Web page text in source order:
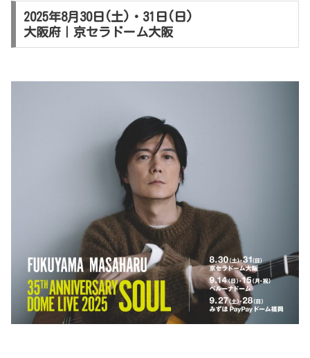
2025年8月30日(土)・31日(日)
大阪府｜京セラドーム大阪